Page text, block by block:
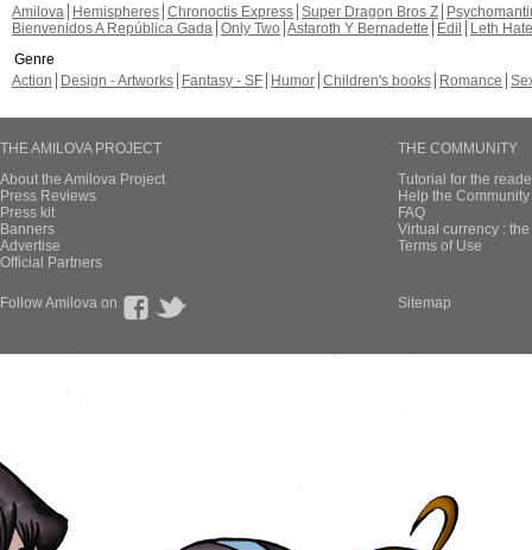
Amilova
Hemispheres Chronoctis Express Super Dragon Bros Z
Bienvenidos A República Gada Only Two Astaroth Y Bernadette Edil
Leth Hate
Genre
Action
Design - Artworks Fantasy - SF Humor Children's books Romance
THE AMILOVA PROJECT
About the Amilova Project
Press Reviews
Press kit
Banners
Advertise
Official Partners
THE COMMUNITY
Tutorial for the
Help the
FAQ
Virtual currency :
Terms of Use
Follow Amilova on Sitemap